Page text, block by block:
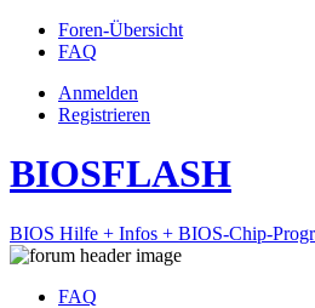
Foren-Übersicht
FAQ
Anmelden
Registrieren
BIOSFLASH
BIOS Hilfe + Infos + BIOS-Chip-
FAQ